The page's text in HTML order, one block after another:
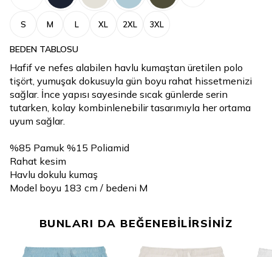
S M L XL 2XL 3XL
BEDEN TABLOSU
Hafif ve nefes alabilen havlu kumaştan üretilen polo
tişört, yumuşak dokusuyla gün boyu rahat hissetmenizi
sağlar. İnce yapısı sayesinde sıcak günlerde serin
tutarken, kolay kombinlenebilir tasarımıyla her ortama
uyum sağlar.
%85 Pamuk %15 Poliamid
Rahat kesim
Havlu dokulu kumaş
Model boyu 183 cm / bedeni M
BUNLARI DA BEĞENEBİLİRSİNİZ